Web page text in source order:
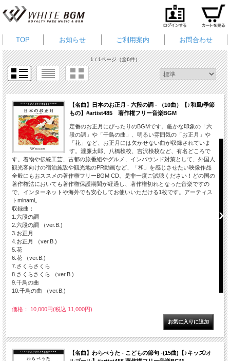
TOP お知らせ ご利用案内 お問合わせ
1 / 1ページ（全6件）
【名曲】日本のお正月 - 六段の調 - （10曲）【♪和風/季節
もの】#artist485 著作権フリー音楽BGM
定番のお正月にぴったりのBGMです。厳かな印象の「六
段の調」や「千鳥の曲」、明るい雰囲気の「お正月」や
「花」など、お正月には欠かせない曲が収録されていま
す。瀧廉太郎、八橋検校、吉沢検校など、有名どころで
す。着物や伝統工芸、古都の旅番組やグルメ、インバウンド対策として、外国人
観光客向けの宿泊施設や観光地のPR動画など、「和」を感じさせたい映像作品
全般にもおススメの著作権フリーBGM CD。是非一度ご試聴ください！どの国の
著作権法においても著作権保護期間が経過し、著作権切れとなった音楽ですの
で、インターネットや海外でも安心してお使いいただける1枚です。アーティス
トminami。
収録曲：
1.六段の調
2.六段の調 （ver.B.)
3.お正月
4.お正月 （ver.B.)
5.花
6.花 （ver.B.)
7.さくらさくら
8.さくらさくら （ver.B.)
9.千鳥の曲
10.千鳥の曲 （ver.B.)
価格： 10,000円(税込 11,000円)
【名曲】わらべうた - こどもの節句 -(15曲)【♪キッズ/オ